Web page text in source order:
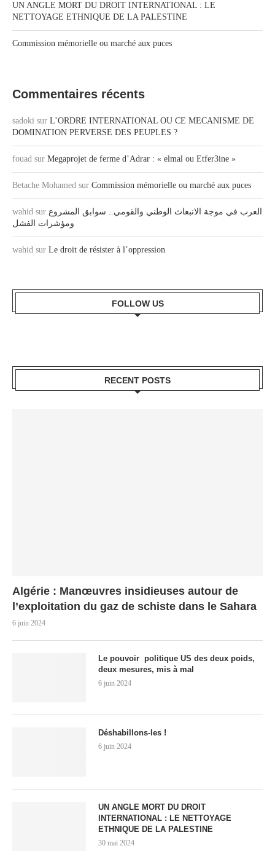
UN ANGLE MORT DU DROIT INTERNATIONAL : LE
NETTOYAGE ETHNIQUE DE LA PALESTINE
Commission mémorielle ou marché aux puces
Commentaires récents
sadoki sur L’ORDRE INTERNATIONAL OU CE MECANISME DE
DOMINATION PERVERSE DES PEUPLES ?
fouad sur Megaprojet de ferme d’Adrar : « elmal ou Etfer3ine »
Betache Mohamed sur Commission mémorielle ou marché aux puces
wahid sur العرب في موجة الانبعاث الوطني والقومي.. سوابق المشروع
ومؤشرات الفشل
wahid sur Le droit de résister à l’oppression
FOLLOW US
RECENT POSTS
Algérie : Manœuvres insidieuses autour de
l’exploitation du gaz de schiste dans le Sahara
6 juin 2024
Le pouvoir politique US des deux poids,
deux mesures, mis à mal
6 juin 2024
Déshabillons-les !
6 juin 2024
UN ANGLE MORT DU DROIT
INTERNATIONAL : LE NETTOYAGE
ETHNIQUE DE LA PALESTINE
30 mai 2024